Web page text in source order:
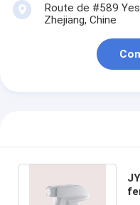
Route de #589
Zhejiang, Chine